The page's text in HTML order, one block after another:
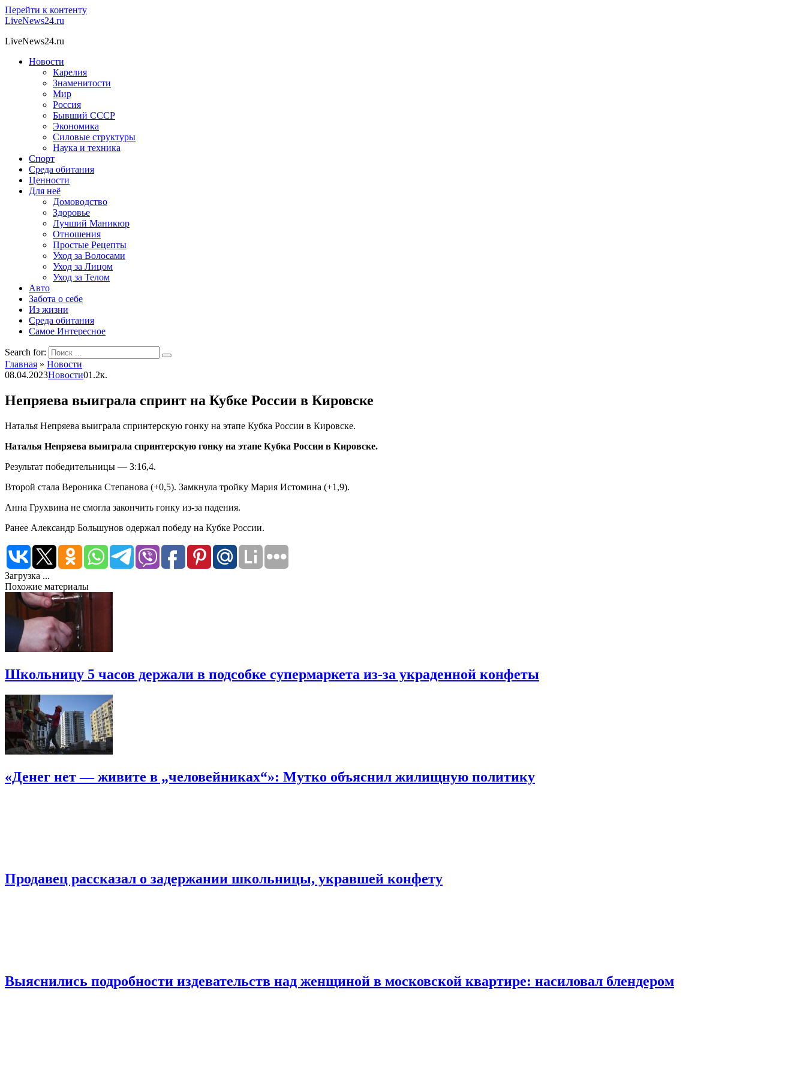
Перейти к контенту
LiveNews24.ru
LiveNews24.ru
Новости
Карелия
Знаменитости
Мир
Россия
Бывший СССР
Экономика
Силовые структуры
Наука и техника
Спорт
Среда обитания
Ценности
Для неё
Домоводство
Здоровье
Лучший Маникюр
Отношения
Простые Рецепты
Уход за Волосами
Уход за Лицом
Уход за Телом
Авто
Забота о себе
Из жизни
Среда обитания
Самое Интересное
Search for:
Главная » Новости
08.04.2023Новости01.2к.
Непряева выиграла спринт на Кубке России в Кировске
Наталья Непряева выиграла спринтерскую гонку на этапе Кубка России в Кировске.
Наталья Непряева выиграла спринтерскую гонку на этапе Кубка России в Кировске.
Результат победительницы — 3:16,4.
Второй стала Вероника Степанова (+0,5). Замкнула тройку Мария Истомина (+1,9).
Анна Грухвина не смогла закончить гонку из-за падения.
Ранее Александр Большунов одержал победу на Кубке России.
Загрузка ...
Похожие материалы
Школьницу 5 часов держали в подсобке супермаркета из-за украденной конфеты
«Денег нет — живите в „человейниках“»: Мутко объяснил жилищную политику
Продавец рассказал о задержании школьницы, укравшей конфету
Выяснились подробности издевательств над женщиной в московской квартире: насиловал блендером